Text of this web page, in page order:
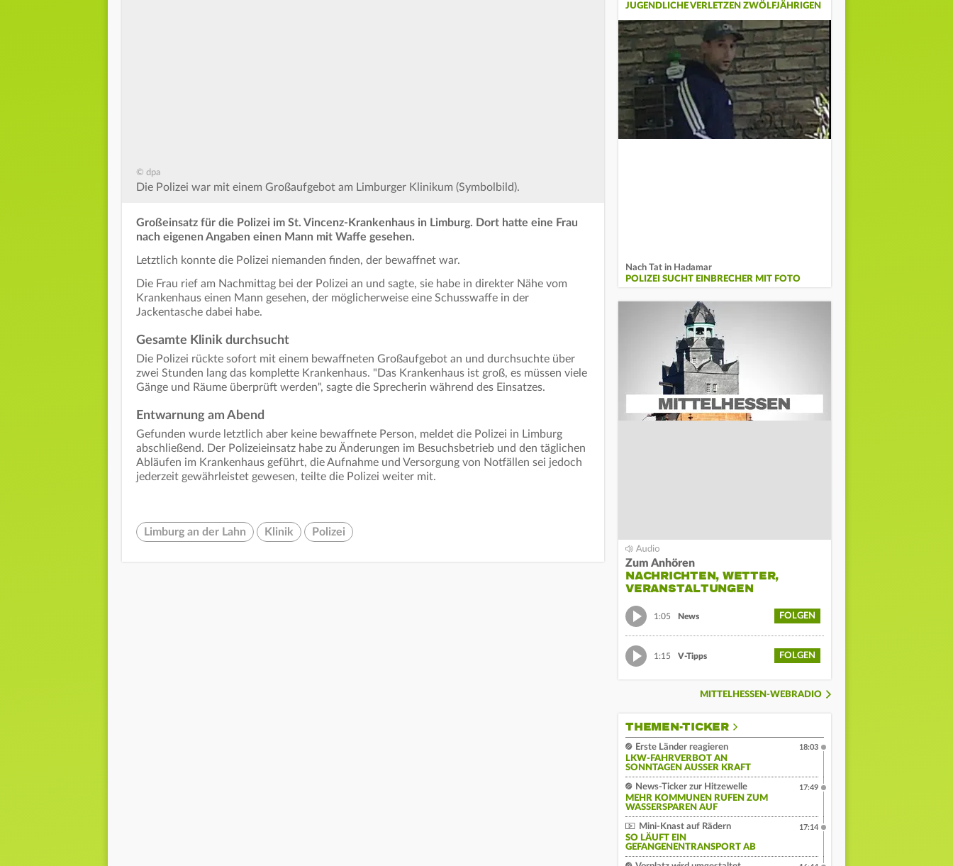
© dpa
Die Polizei war mit einem Großaufgebot am Limburger Klinikum (Symbolbild).
Großeinsatz für die Polizei im St. Vincenz-Krankenhaus in Limburg. Dort hatte eine Frau
nach eigenen Angaben einen Mann mit Waffe gesehen.
Letztlich konnte die Polizei niemanden finden, der bewaffnet war.
Die Frau rief am Nachmittag bei der Polizei an und sagte, sie habe in direkter Nähe vom
Krankenhaus einen Mann gesehen, der möglicherweise eine Schusswaffe in der
Jackentasche dabei habe.
Gesamte Klinik durchsucht
Die Polizei rückte sofort mit einem bewaffneten Großaufgebot an und durchsuchte über
zwei Stunden lang das komplette Krankenhaus. "Das Krankenhaus ist groß, es müssen viele
Gänge und Räume überprüft werden", sagte die Sprecherin während des Einsatzes.
Entwarnung am Abend
Gefunden wurde letztlich aber keine bewaffnete Person, meldet die Polizei in Limburg
abschließend. Der Polizeieinsatz habe zu Änderungen im Besuchsbetrieb und den täglichen
Abläufen im Krankenhaus geführt, die Aufnahme und Versorgung von Notfällen sei jedoch
jederzeit gewährleistet gewesen, teilte die Polizei weiter mit.
Limburg an der Lahn Klinik Polizei
JUGENDLICHE VERLETZEN ZWÖLFJÄHRIGEN
Nach Tat in Hadamar
POLIZEI SUCHT EINBRECHER MIT FOTO
Zum Anhören
NACHRICHTEN, WETTER,
VERANSTALTUNGEN
1:05 News FOLGEN
1:15 V-Tipps FOLGEN
MITTELHESSEN-WEBRADIO
THEMEN-TICKER
Erste Länder reagieren
LKW-FAHRVERBOT AN
SONNTAGEN AUSSER KRAFT
18:03
News-Ticker zur Hitzewelle
MEHR KOMMUNEN RUFEN ZUM
WASSERSPAREN AUF
17:49
Mini-Knast auf Rädern
SO LÄUFT EIN
GEFANGENENTRANSPORT AB
17:14